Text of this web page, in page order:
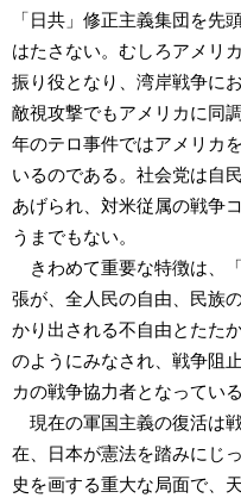
「日共」修正主義集団を先
はたさない。むしろアメリ
振り役となり、湾岸戦争に
敵視攻撃でもアメリカに同
年のテロ事件ではアメリカ
いるのである。社会党は自
あげられ、対米従属の戦争
うまでもない。
きわめて重要な特徴は、
張が、全人民の自由、民族
かり出される不自由とたた
のようにみなされ、戦争阻
カの戦争協力者となってい
現在の軍国主義の復活は
在、日本が憲法を踏みにじ
史を画する重大な局面で、